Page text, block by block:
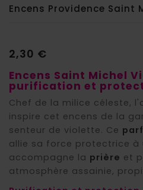
Encens Providence Saint
2,30 €
Encens Saint Michel
purification et
Chef de la milice céleste,
inspire cet encens de la
senteur de violette. Ce
allie sa force protectrice à
accompagne la prière et
atmosphère assainie,